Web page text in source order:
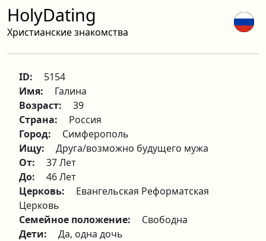
HolyDating
Христианские знакомства
ID:
5154
Имя:
Галина
Возраст:
39
Страна:
Россия
Город:
Симферополь
Ищу:
Друга/возможно будущего мужа
От:
37 Лет
До:
46 Лет
Церковь:
Евангельская Реформатская
Церковь
Семейное положение:
Свободна
Дети:
Да, одна дочь